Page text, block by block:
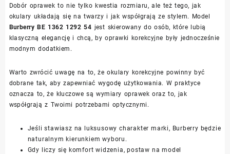
Dobór oprawek to nie tylko kwestia rozmiaru, ale też tego, jak
okulary układają się na twarzy i jak współgrają ze stylem. Model
Burberry BE 1362 1292 54 jest skierowany do osób, które lubią
klasyczną elegancję i chcą, by oprawki korekcyjne były jednocześnie
modnym dodatkiem.
Warto zwrócić uwagę na to, że okulary korekcyjne powinny być
dobrane tak, aby zapewniać wygodę użytkowania. W praktyce
oznacza to, że kluczowe są wymiary oprawek oraz to, jak
współgrają z Twoimi potrzebami optycznymi.
Jeśli stawiasz na luksusowy charakter marki, Burberry będzie
naturalnym kierunkiem wyboru.
Gdy liczy się komfort widzenia, postaw na model